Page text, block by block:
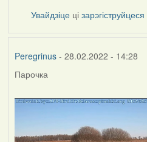
Увайдзіце цізарэгіструйцеся
Peregrinus- 28.02.2022 - 14:28
Парочка